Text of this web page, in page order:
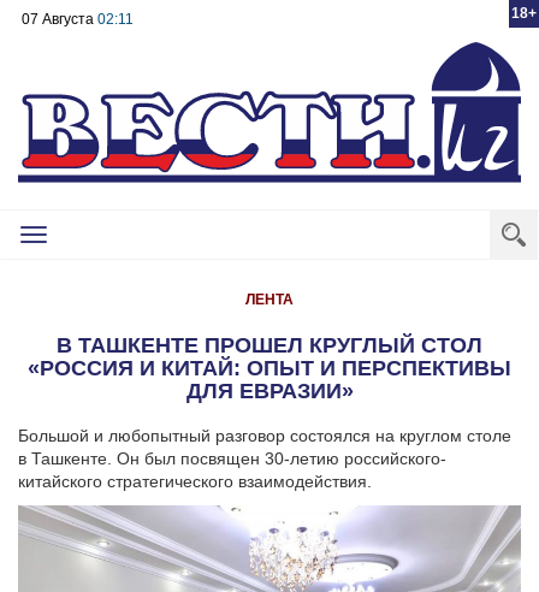
18+
07 Августа 02:11
Toggle
ЛЕНТА
В ТАШКЕНТЕ ПРОШЕЛ КРУГЛЫЙ СТОЛ
«РОССИЯ И КИТАЙ: ОПЫТ И ПЕРСПЕКТИВЫ
ДЛЯ ЕВРАЗИИ»
Большой и любопытный разговор состоялся на круглом столе
в Ташкенте. Он был посвящен 30-летию российского-
китайского стратегического взаимодействия.